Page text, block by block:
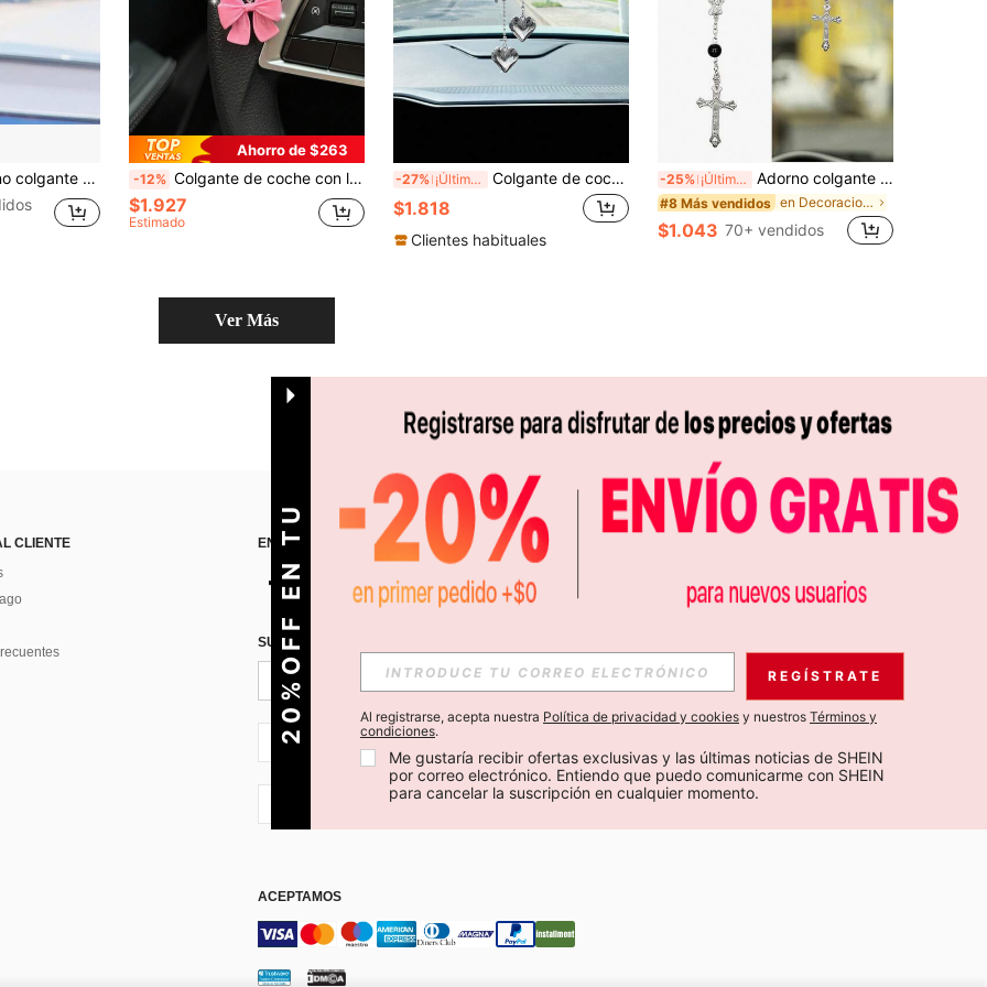
decoración de espejo retro de coche de metal
Ahorro de $263
-12% Colgante de coche con lazo, cadena decorativa de cristal, dije de lazo de resina de colores, decoración interior de molinillo de viento lindo
$1.927
Estimado
-27% ¡Últimos 3 días Colgante de coche con forma de corazón plateado, decoración de lazo colgante para el espejo retrovisor del coche
$1.818
Clientes habituales
-25% ¡Últimos 3 días Adorno colgante para espejo retrovisor con rosa negra y cruz - Exquisita decoración con cuentas para el interior del coche - Colgante de oración y viaje unisex - Regalo perfecto para él/ella
#8 Más vendidos en Decoraciones colgantes para el coche
$1.043 70+ vendidos
Ver Más
CLIENTE
ENCUÉNTRANOS EN APP
SUSCRÍBETE PARA RECIBIR OFERTAS EXCLUSIVAS, PROMOCIONES Y NOTICIAS DE SHEIN
Suscribir
CL + 56
ACEPTAMOS
2
0
%
O
F
F
E
N
T
U
P
R
I
M
E
R
P
E
D
I
D REGÍSTRATE
Al registrarse, acepta nuestra Política de privacidad y cookies y nuestros Términos y
condiciones.
Me gustaría recibir ofertas exclusivas y las últimas noticias de SHEIN
por correo electrónico. Entiendo que puedo comunicarme con SHEIN
para cancelar la suscripción en cualquier momento.